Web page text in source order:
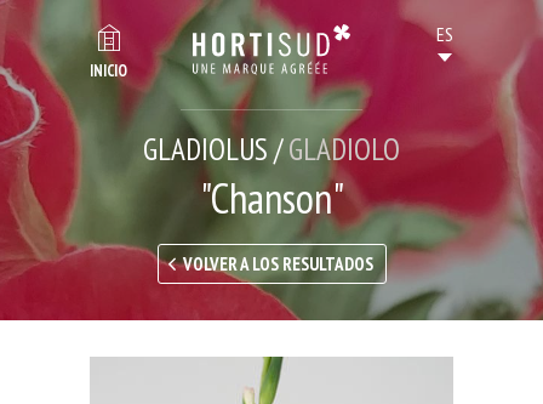
INICIO
GLADIOLUS /GLADIOLO
"Chanson"
VOLVER A LOS RESULTADOS